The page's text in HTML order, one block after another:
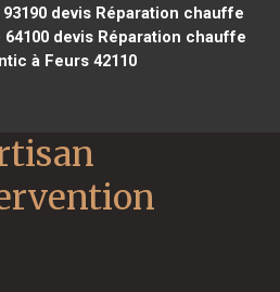
devis Réparation chauffe
devis Réparation chauffe
à Feurs 42110